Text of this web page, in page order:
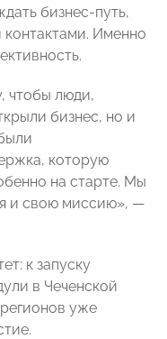
бизнес-путь,
Именно
чтобы люди,
бизнес, но и
которую
на старте. Мы
и свою миссию», —
к запуску
в Чеченской
уже